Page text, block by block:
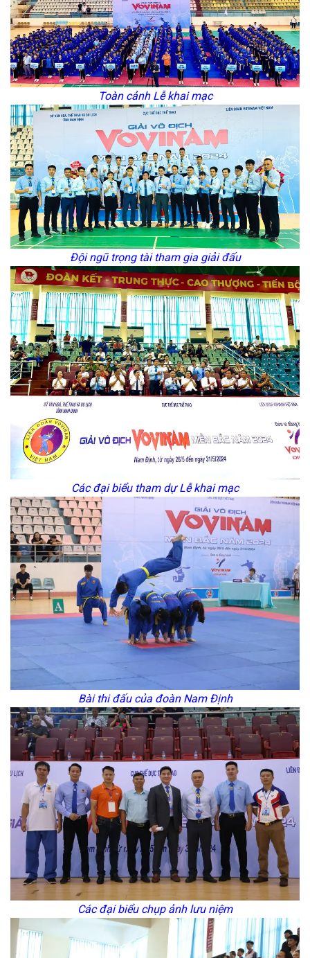
Toàn cảnh Lễ khai mạc
Đội ngũ trọng tài tham gia giải đấu
Các đại biểu tham dự Lễ khai mạc
Bài thi đấu của đoàn Nam Định
Các đại biểu chụp ảnh lưu niệm